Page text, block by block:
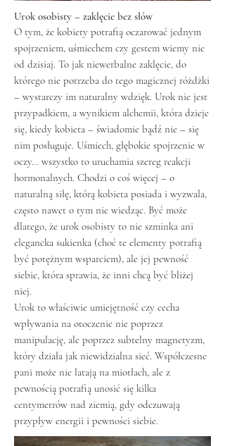
Urok osobisty – zaklęcie bez słów
O tym, że kobiety potrafią oczarować jednym
spojrzeniem, uśmiechem czy gestem wiemy nie
od dzisiaj. To jak niewerbalne zaklęcie, do
którego nie potrzeba do tego magicznej różdżki
– wystarczy im naturalny wdzięk. Urok nie jest
przypadkiem, a wynikiem alchemii, która dzieje
się, kiedy kobieta – świadomie bądź nie – się
nim posługuje. Uśmiech, głębokie spojrzenie w
oczy… wszystko to uruchamia szereg reakcji
hormonalnych. Chodzi o coś więcej – o
naturalną siłę, którą kobieta posiada i wyzwala,
często nawet o tym nie wiedząc. Być może
dlatego, że urok osobisty to nie szminka ani
elegancka sukienka (choć te elementy potrafią
być potężnym wsparciem), ale jej pewność
siebie, która sprawia, że inni chcą być bliżej
niej.
Urok to właściwie umiejętność czy cecha
wpływania na otoczenie nie poprzez
manipulację, ale poprzez subtelny magnetyzm,
który działa jak niewidzialna sieć. Współczesne
pani może nie latają na miotłach, ale z
pewnością potrafią unosić się kilka
centymetrów nad ziemią, gdy odczuwają
przypływ energii i pewności siebie.